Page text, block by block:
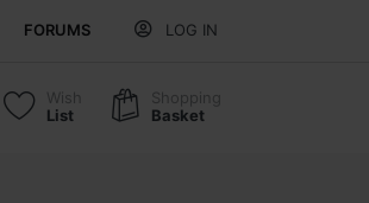
FORUMS LOG IN
Wish
List
Shopping
Basket